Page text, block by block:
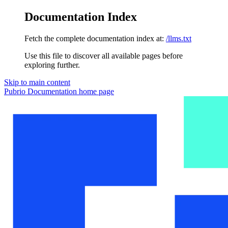
Documentation Index
Fetch the complete documentation index at: /llms.txt
Use this file to discover all available pages before
exploring further.
Skip to main content
Pubrio Documentation home page